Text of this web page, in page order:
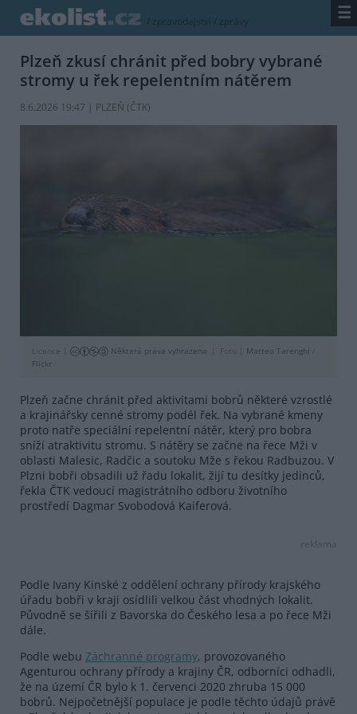
/ zpravodajství / zprávy ☰
Plzeň zkusí chránit před bobry vybrané
stromy u řek repelentním nátěrem
8.6.2026 19:47 | PLZEŇ (ČTK)
Licence | Některá práva vyhrazena Foto | Matteo Tarenghi
Flickr
Plzeň začne chránit před aktivitami bobrů některé vzrostlé
a krajinářsky cenné stromy podél řek. Na vybrané kmeny
proto natře speciální repelentní nátěr, který pro bobra
sníží atraktivitu stromu. S nátěry se začne na řece Mži v
oblasti Malesic, Radčic a soutoku Mže s řekou Radbuzou. V
Plzni bobři obsadili už řadu lokalit, žijí tu desítky jedinců,
řekla ČTK vedoucí magistrátního odboru životního
prostředí Dagmar Svobodová Kaiferová.
reklama
Podle Ivany Kinské z oddělení ochrany přírody krajského
úřadu bobři v kraji osídlili velkou část vhodných lokalit.
Původně se šířili z Bavorska do Českého lesa a po řece Mži
dále.
Podle webu Záchranné programy, provozovaného
Agenturou ochrany přírody a krajiny ČR, odborníci odhadli,
že na území ČR bylo k 1. červenci 2020 zhruba 15 000
bobrů. Nejpočetnější populace je podle těchto údajů právě